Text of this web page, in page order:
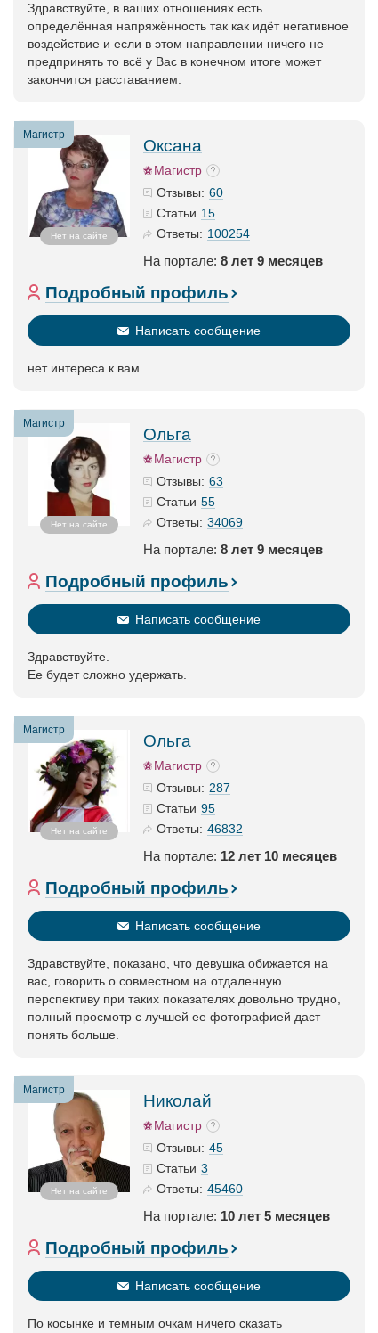
Здравствуйте, в ваших отношениях есть
определённая напряжённость так как идёт негативное
воздействие и если в этом направлении ничего не
предпринять то всё у Вас в конечном итоге может
закончится расставанием.
Магистр
Нет на сайте
Оксана
Магистр
Отзывы: 60
Статьи 15
Ответы: 100254
На портале: 8 лет 9 месяцев
Подробный профиль
Написать сообщение
нет интереса к вам
Магистр
Нет на сайте
Ольга
Магистр
Отзывы: 63
Статьи 55
Ответы: 34069
На портале: 8 лет 9 месяцев
Подробный профиль
Написать сообщение
Здравствуйте.
Ее будет сложно удержать.
Магистр
Нет на сайте
Ольга
Магистр
Отзывы: 287
Статьи 95
Ответы: 46832
На портале: 12 лет 10 месяцев
Подробный профиль
Написать сообщение
Здравствуйте, показано, что девушка обижается на
вас, говорить о совместном на отдаленную
перспективу при таких показателях довольно трудно,
полный просмотр с лучшей ее фотографией даст
понять больше.
Магистр
Нет на сайте
Николай
Магистр
Отзывы: 45
Статьи 3
Ответы: 45460
На портале: 10 лет 5 месяцев
Подробный профиль
Написать сообщение
По косынке и темным очкам ничего сказать